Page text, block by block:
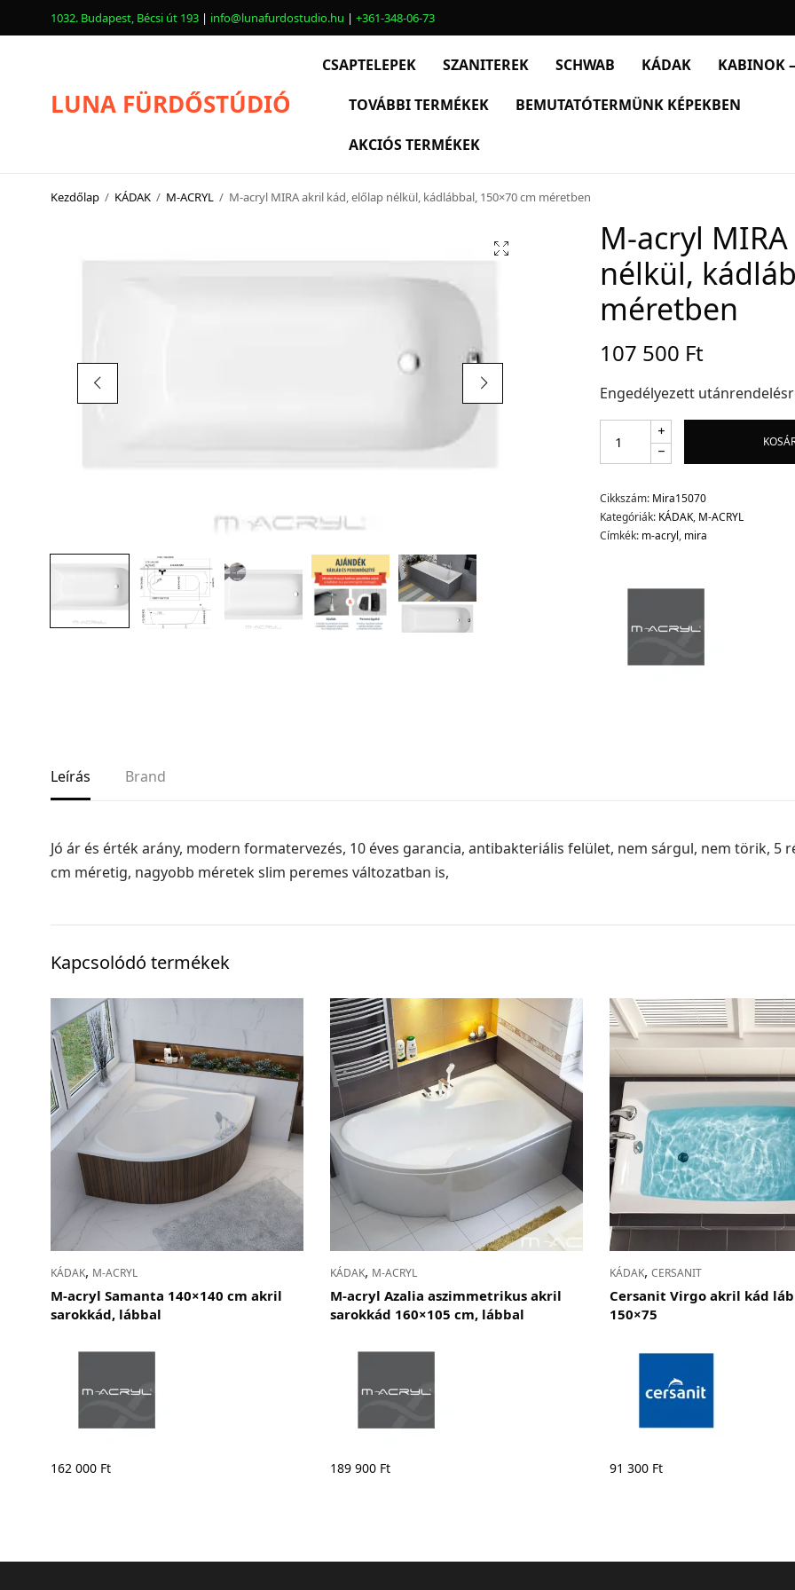
1032. Budapest, Bécsi út 193 | info@lunafurdostudio.hu | +361-348-06-73
LUNA FÜRDŐSTÚDIÓ
CSAPTELEPEK SZANITEREK SCHWAB KÁDAK KABINOK
TOVÁBBI TERMÉKEK BEMUTATÓTERMÜNK KÉPEKBEN
AKCIÓS TERMÉKEK
Kezdőlap / KÁDAK / M-ACRYL / M-acryl MIRA akril kád, előlap nélkül, kádlábbal, 150×70 cm méretben
M-acryl
nélkül,
méretben
107 500 Ft
Engedélyezett
Cikkszám: Mira15070
Kategóriák: KÁDAK, M-ACRYL
Címkék: m-acryl, mira
Leírás Brand
Jó ár és érték arány, modern formatervezés, 10 éves garancia, antibakteriális felület, nem sárgul, nem törik, 5
cm méretig, nagyobb méretek slim peremes változatban is,
Kapcsolódó termékek
KÁDAK, M-ACRYL
M-acryl Samanta 140×140 cm akril
sarokkád, lábbal
162 000 Ft
KÁDAK, M-ACRYL
M-acryl Azalia aszimmetrikus akril
sarokkád 160×105 cm, lábbal
189 900 Ft
KÁDAK, CERSANIT
Cersanit Virgo akril kád
150×75
91 300 Ft
SZANITEREK
KÁDAK
BEMUTATÓTERMÜNK KÉPEKBEN
Szállítási információk
Copyright © 2021 Premium WordPress Themes. All rights reserved.